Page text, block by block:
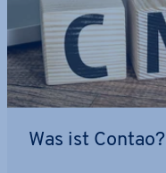
Was ist Contao?